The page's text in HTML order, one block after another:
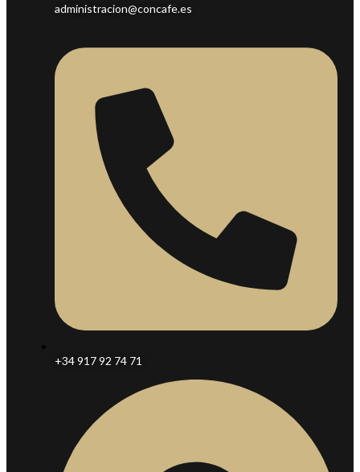
administracion@concafe.es
+34 917 92 74 71